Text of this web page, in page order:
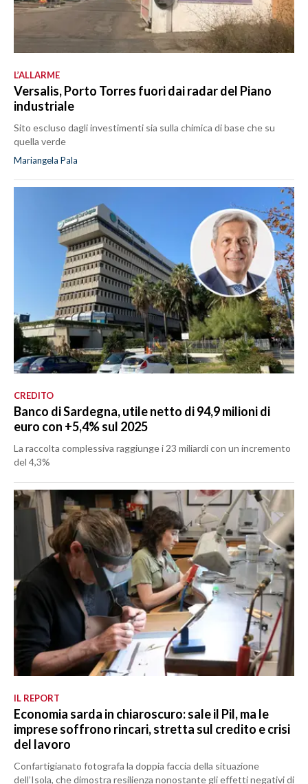
L’ALLARME
Versalis, Porto Torres fuori dai radar del Piano
industriale
Sito escluso dagli investimenti sia sulla chimica di base che su
quella verde
Mariangela Pala
CREDITO
Banco di Sardegna, utile netto di 94,9 milioni di
euro con +5,4% sul 2025
La raccolta complessiva raggiunge i 23 miliardi con un incremento
del 4,3%
IL REPORT
Economia sarda in chiaroscuro: sale il Pil, ma le
imprese soffrono rincari, stretta sul credito e crisi
del lavoro
Confartigianato fotografa la doppia faccia della situazione
dell’Isola, che dimostra resilienza nonostante gli effetti negativi di